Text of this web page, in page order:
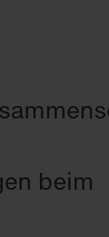
beim